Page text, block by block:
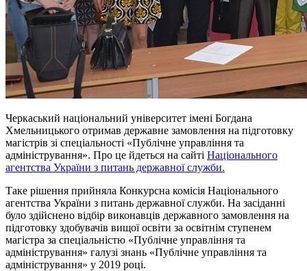
Черкаський національний університет імені Богдана
Хмельницького отримав державне замовлення на підготовку
магістрів зі спеціальності «Публічне управління та
адміністрування». Про це йдеться на сайті Національного
агентства України з питань державної служби.
Таке рішення прийняла Конкурсна комісія Національного
агентства України з питань державної служби. На засіданні
було здійснено відбір виконавців державного замовлення на
підготовку здобувачів вищої освіти за освітнім ступенем
магістра за спеціальністю «Публічне управління та
адміністрування» галузі знань «Публічне управління та
адміністрування» у 2019 році.